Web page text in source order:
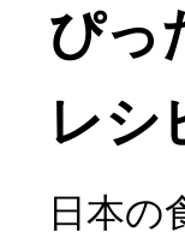
ぴっ
レシ
日本の